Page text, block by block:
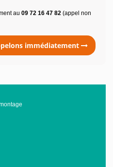
au 09 72 16 47 82 (appel non
immédiatement